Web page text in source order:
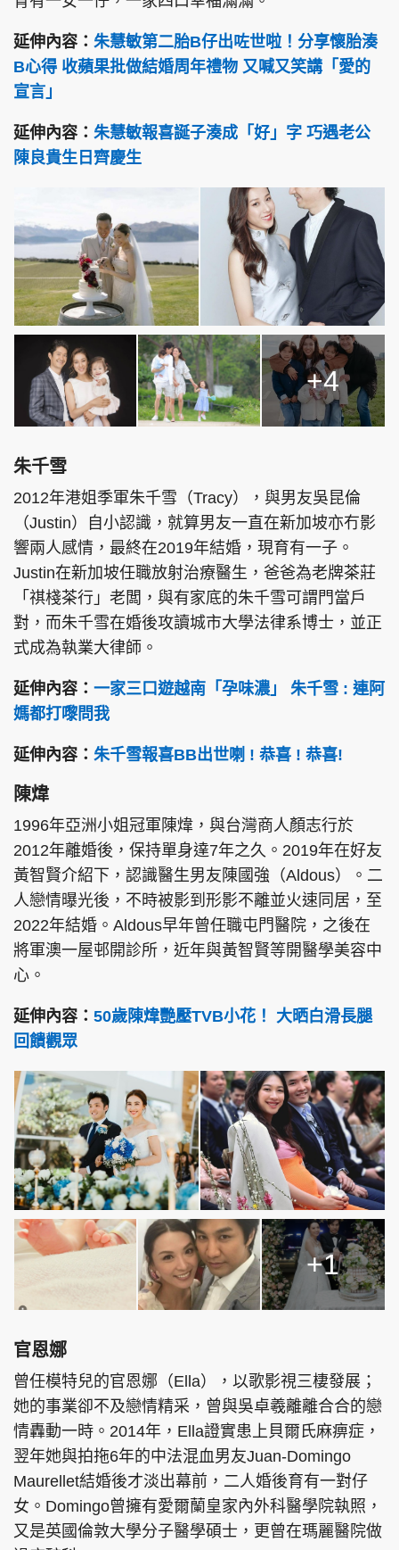
延伸內容： 朱慧敏第二胎B仔出咗世啦！分享懷胎湊
B心得 收蘋果批做結婚周年禮物 又喊又笑講「愛的
宣言」
延伸內容： 朱慧敏報喜誕子湊成「好」字 巧遇老公
陳良貴生日齊慶生
+4
朱千雪
2012年港姐季軍朱千雪（Tracy），與男友吳昆倫
（Justin）自小認識，就算男友一直在新加坡亦冇影
響兩人感情，最終在2019年結婚，現育有一子。
Justin在新加坡任職放射治療醫生，爸爸為老牌茶莊
「祺棧茶行」老闆，與有家底的朱千雪可謂門當戶
對，而朱千雪在婚後攻讀城市大學法律系博士，並正
式成為執業大律師。
延伸內容： 一家三口遊越南「孕味濃」 朱千雪 : 連阿
媽都打嚟問我
延伸內容： 朱千雪報喜BB出世喇 ! 恭喜 ! 恭喜!
陳煒
1996年亞洲小姐冠軍陳煒，與台灣商人顏志行於
2012年離婚後，保持單身達7年之久。2019年在好友
黃智賢介紹下，認識醫生男友陳國強（Aldous）。二
人戀情曝光後，不時被影到形影不離並火速同居，至
2022年結婚。Aldous早年曾任職屯門醫院，之後在
將軍澳一屋邨開診所，近年與黃智賢等開醫學美容中
心。
延伸內容： 50歲陳煒艷壓TVB小花！ 大晒白滑長腿
回饋觀眾
+1
官恩娜
曾任模特兒的官恩娜（Ella），以歌影視三棲發展；
她的事業卻不及戀情精采，曾與吳卓羲離離合合的戀
情轟動一時。2014年，Ella證實患上貝爾氏麻痹症，
翌年她與拍拖6年的中法混血男友Juan-Domingo
Maurellet結婚後才淡出幕前，二人婚後育有一對仔
女。Domingo曾擁有愛爾蘭皇家內外科醫學院執照，
又是英國倫敦大學分子醫學碩士，更曾在瑪麗醫院做